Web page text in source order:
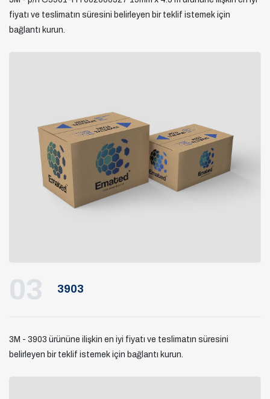
fiyatı ve teslimatın süresini belirleyen bir teklif istemek için
bağlantı kurun.
03 3903
3M - 3903 ürününe ilişkin en iyi fiyatı ve teslimatın süresini
belirleyen bir teklif istemek için bağlantı kurun.